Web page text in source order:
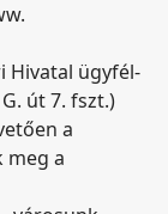
Hivatal ügyfél-
út 7. fszt.)
a
meg a